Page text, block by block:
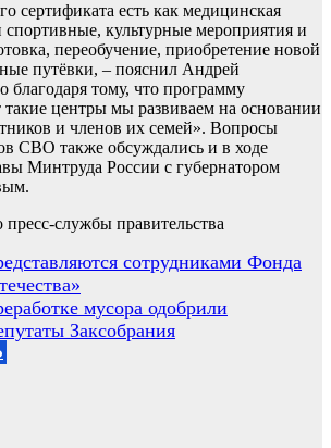
сертификата есть как медицинская
спортивные, культурные мероприятия и
переобучение, приобретение новой
путёвки, – пояснил Андрей
благодаря тому, что программу
такие центры мы развиваем на основании
и членов их семей». Вопросы
СВО также обсуждались и в ходе
Минтруда России с губернатором
службы правительства
сотрудниками Фонда
мусора одобрили
Заксобрания